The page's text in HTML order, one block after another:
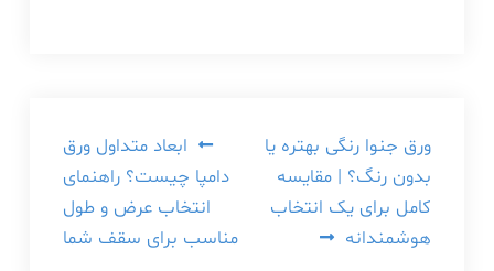
راهبری
نوشته
ابعاد متداول ورق
دامپا چیست؟ راهنمای
انتخاب عرض و طول
مناسب برای سقف شما
ورق جنوا رنگی بهتره یا
بدون رنگ؟ | مقایسه
کامل برای یک انتخاب
هوشمندانه